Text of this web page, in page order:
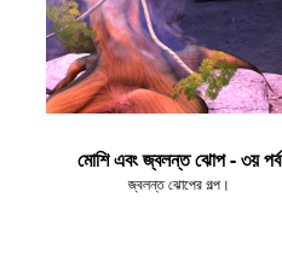
মোশি এবং জ্বলন্ত ঝোপ - ৩য় পর্ব
জ্বলন্ত ঝোপের গল্প।